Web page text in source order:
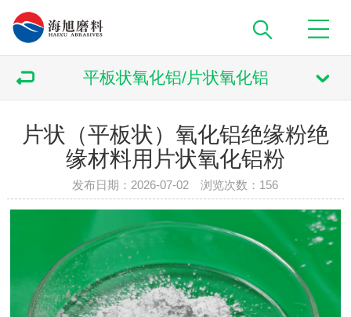
平板状氧化铝/片状氧化铝
片状（平板状）氧化铝绝缘粉绝
缘材料用片状氧化铝粉
发布日期：2026-07-02 浏览次数： 156